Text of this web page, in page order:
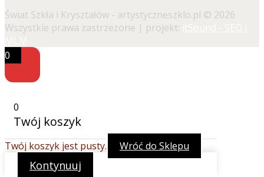
Świat Szkła i Kryształów - artystyczneszklo.pl © 2026
Wszystkie prawa zastrzeżone | projekt:
0
0
Twój koszyk
Twój koszyk jest pusty. Wróć do Sklepu
Kontynuuj